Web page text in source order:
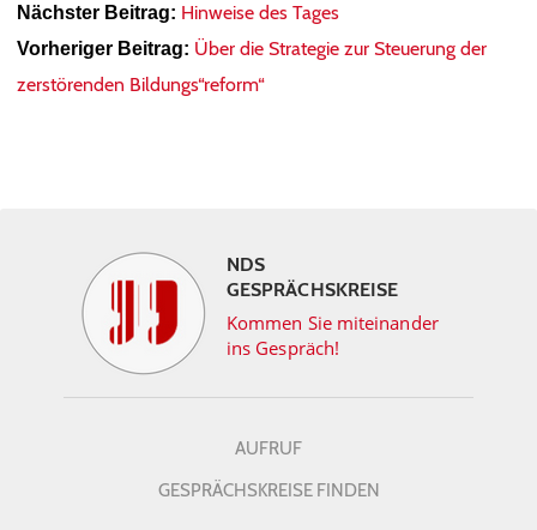
Nächster Beitrag: Hinweise des Tages
Vorheriger Beitrag: Über die Strategie zur Steuerung der
zerstörenden Bildungs“reform“
NDS
GESPRÄCHSKREISE
Kommen Sie miteinander
ins Gespräch!
AUFRUF
GESPRÄCHSKREISE FINDEN